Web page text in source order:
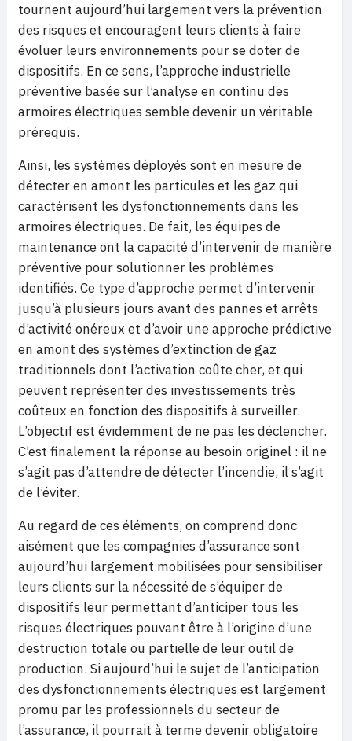
tournent aujourd’hui largement vers la prévention
des risques et encouragent leurs clients à faire
évoluer leurs environnements pour se doter de
dispositifs. En ce sens, l’approche industrielle
préventive basée sur l’analyse en continu des
armoires électriques semble devenir un véritable
prérequis.
Ainsi, les systèmes déployés sont en mesure de
détecter en amont les particules et les gaz qui
caractérisent les dysfonctionnements dans les
armoires électriques. De fait, les équipes de
maintenance ont la capacité d’intervenir de manière
préventive pour solutionner les problèmes
identifiés. Ce type d’approche permet d’intervenir
jusqu’à plusieurs jours avant des pannes et arrêts
d’activité onéreux et d’avoir une approche prédictive
en amont des systèmes d’extinction de gaz
traditionnels dont l’activation coûte cher, et qui
peuvent représenter des investissements très
coûteux en fonction des dispositifs à surveiller.
L’objectif est évidemment de ne pas les déclencher.
C’est finalement la réponse au besoin originel : il ne
s’agit pas d’attendre de détecter l’incendie, il s’agit
de l’éviter.
Au regard de ces éléments, on comprend donc
aisément que les compagnies d’assurance sont
aujourd’hui largement mobilisées pour sensibiliser
leurs clients sur la nécessité de s’équiper de
dispositifs leur permettant d’anticiper tous les
risques électriques pouvant être à l’origine d’une
destruction totale ou partielle de leur outil de
production. Si aujourd’hui le sujet de l’anticipation
des dysfonctionnements électriques est largement
promu par les professionnels du secteur de
l’assurance, il pourrait à terme devenir obligatoire